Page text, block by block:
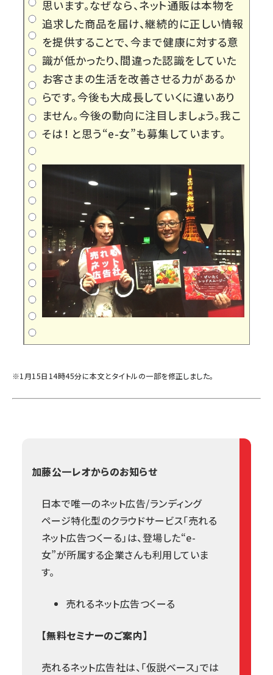
思います。なぜなら、ネット通販は本物を
追求した商品を届け、継続的に正しい情報
を提供することで、今まで健康に対する意
識が低かったり、間違った認識をしていた
お客さまの生活を改善させる力があるか
らです。今後も大成長していくに違いあり
ません。今後の動向に注目しましょう。我こ
そは！ と思う“e-女”も募集しています。
※1月15日14時45分に本文とタイトルの一部を修正しました。
加藤公一レオからのお知らせ
日本で唯一のネット広告/ランディング
ページ特化型のクラウドサービス「売れる
ネット広告つくーる」は、登場した“e-
女”が所属する企業さんも利用していま
す。
売れるネット広告つくーる
【無料セミナーのご案内】
売れるネット広告社は、「仮説ベース」では